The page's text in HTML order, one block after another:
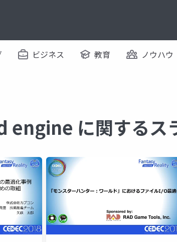
ビジネス 教育 ノウハウ
engine に関するス